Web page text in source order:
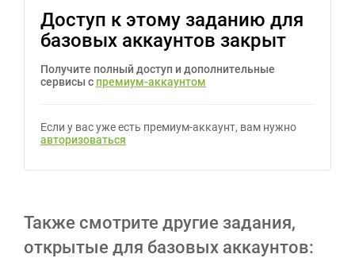
Доступ к этому заданию для
базовых аккаунтов закрыт
Получите полный доступ и дополнительные
сервисы с премиум-аккаунтом
Если у вас уже есть премиум-аккаунт, вам нужно
авторизоваться
Также смотрите другие задания,
открытые для базовых аккаунтов: